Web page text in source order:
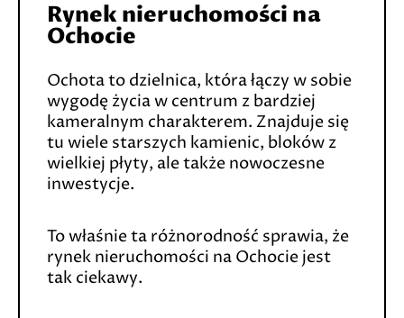
Rynek nieruchomości na
Ochocie
Ochota to dzielnica, która łączy w sobie
wygodę życia w centrum z bardziej
kameralnym charakterem. Znajduje się
tu wiele starszych kamienic, bloków z
wielkiej płyty, ale także nowoczesne
inwestycje.
To właśnie ta różnorodność sprawia, że
rynek nieruchomości na Ochocie jest
tak ciekawy.